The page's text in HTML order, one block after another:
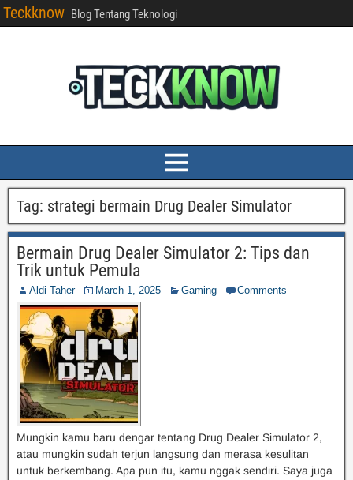
Teckknow Blog Tentang Teknologi
Tag: strategi bermain Drug Dealer Simulator
Bermain Drug Dealer Simulator 2: Tips dan
Trik untuk Pemula
Aldi Taher March 1, 2025 Gaming Comments
Mungkin kamu baru dengar tentang Drug Dealer Simulator 2,
atau mungkin sudah terjun langsung dan merasa kesulitan
untuk berkembang. Apa pun itu, kamu nggak sendiri. Saya juga